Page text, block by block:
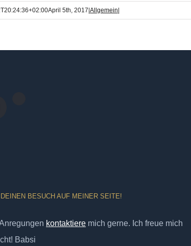
April 5th, 2017|Allgemein|
BESUCH AUF MEINER SEITE!
kontaktiere mich gerne. Ich freue mich
Babsi